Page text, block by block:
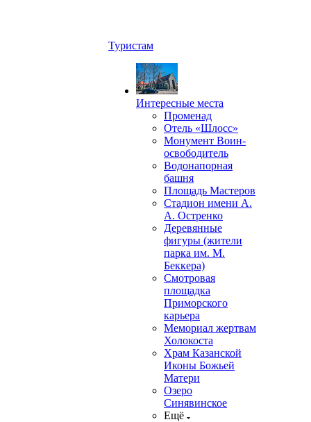
Туристам
Интересные места
Променад
Отель «Шлосс»
Монумент Воин-
освободитель
Водонапорная
башня
Площадь Мастеров
Стадион имени А.
А. Остренко
Деревянные
фигуры (жители
парка им. М.
Беккера)
Смотровая
площадка
Приморского
карьера
Мемориал жертвам
Холокоста
Храм Казанской
Иконы Божьей
Матери
Озеро
Синявинское
Ещё